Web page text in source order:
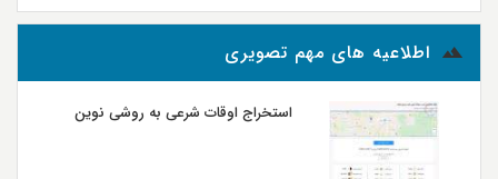
اطلاعیه های مهم تصویری
استخراج اوقات شرعی به روشی نوین